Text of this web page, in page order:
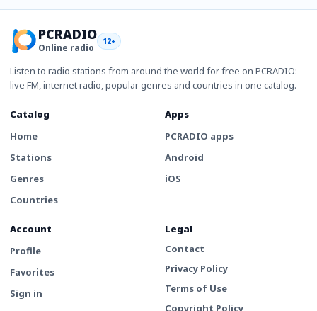
PCRADIO
Online radio
12+
Listen to radio stations from around the world for free on PCRADIO:
live FM, internet radio, popular genres and countries in one catalog.
Catalog
Home
Stations
Genres
Countries
Apps
PCRADIO apps
Android
iOS
Account
Profile
Favorites
Sign in
Legal
Contact
Privacy Policy
Terms of Use
Copyright Policy